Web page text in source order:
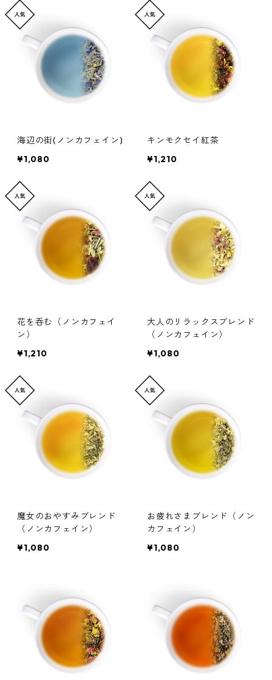
海辺の街(ノンカフェイン)
¥1,080
キンモクセイ紅茶
¥1,210
花を呑む（ノンカフェイ
ン）
¥1,210
大人のリラックスブレンド
（ノンカフェイン）
¥1,080
魔女のおやすみブレンド
（ノンカフェイン）
¥1,080
お疲れさまブレンド（ノン
カフェイン）
¥1,080